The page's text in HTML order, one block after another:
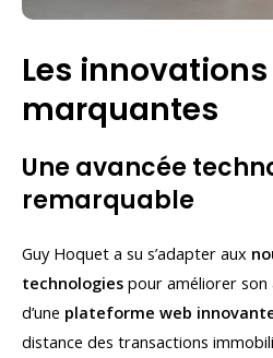
Les innovations
marquantes
Une avancée
remarquable
Guy Hoquet a su s’adapter aux
technologies pour améliorer son
d’une plateforme web
distance des transactions